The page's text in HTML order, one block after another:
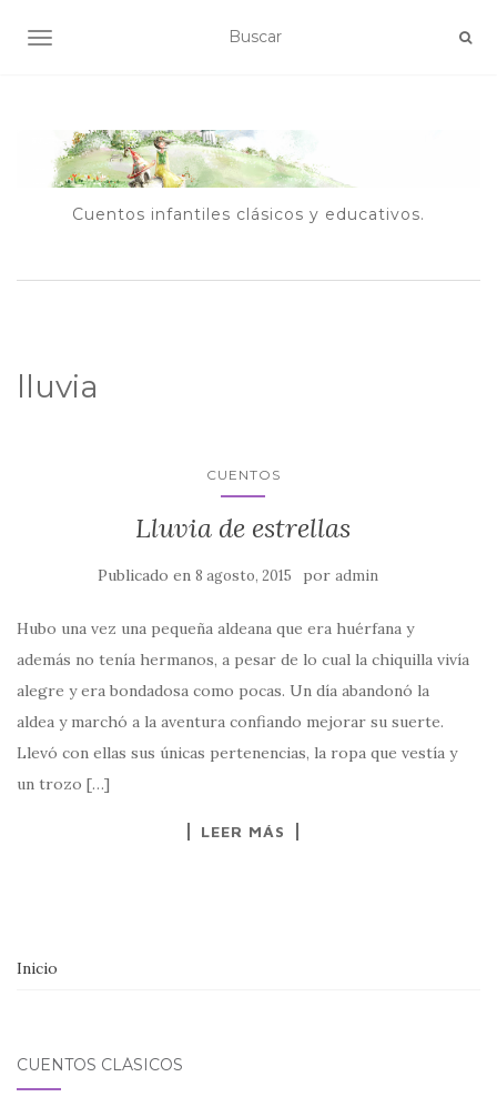
ALTERNAR NAVEGACIÓN
Cuentos infantiles clásicos y educativos.
lluvia
CUENTOS
Lluvia de estrellas
Publicado en 8 agosto, 2015 por admin
Hubo una vez una pequeña aldeana que era huérfana y
además no tenía hermanos, a pesar de lo cual la chiquilla vivía
alegre y era bondadosa como pocas. Un día abandonó la
aldea y marchó a la aventura confiando mejorar su suerte.
Llevó con ellas sus únicas pertenencias, la ropa que vestía y
un trozo […]
LEER MÁS
Inicio
CUENTOS CLÁSICOS